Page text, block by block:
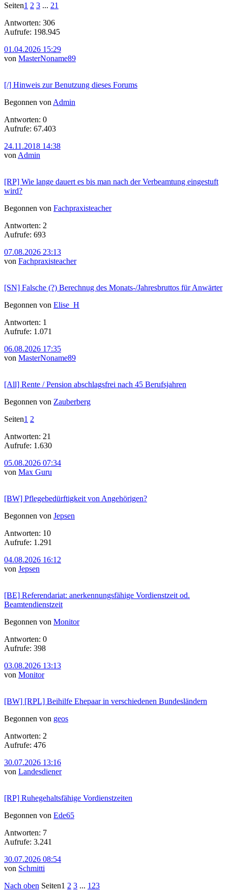
Seiten1 2 3 ... 21
Antworten: 306
Aufrufe: 198.945
01.04.2026 15:29
von MasterNoname89
[/] Hinweis zur Benutzung dieses Forums
Begonnen von Admin
Antworten: 0
Aufrufe: 67.403
24.11.2018 14:38
von Admin
[RP] Wie lange dauert es bis man nach der Verbeamtung eingestuft
wird?
Begonnen von Fachpraxisteacher
Antworten: 2
Aufrufe: 693
07.08.2026 23:13
von Fachpraxisteacher
[SN] Falsche (?) Berechnug des Monats-/Jahresbruttos für Anwärter
Begonnen von Elise_H
Antworten: 1
Aufrufe: 1.071
06.08.2026 17:35
von MasterNoname89
[All] Rente / Pension abschlagsfrei nach 45 Berufsjahren
Begonnen von Zauberberg
Seiten1 2
Antworten: 21
Aufrufe: 1.630
05.08.2026 07:34
von Max Guru
[BW] Pflegebedürftigkeit von Angehörigen?
Begonnen von Jepsen
Antworten: 10
Aufrufe: 1.291
04.08.2026 16:12
von Jepsen
[BE] Referendariat: anerkennungsfähige Vordienstzeit od.
Beamtendienstzeit
Begonnen von Monitor
Antworten: 0
Aufrufe: 398
03.08.2026 13:13
von Monitor
[BW] [RPL] Beihilfe Ehepaar in verschiedenen Bundesländern
Begonnen von geos
Antworten: 2
Aufrufe: 476
30.07.2026 13:16
von Landesdiener
[RP] Ruhegehaltsfähige Vordienstzeiten
Begonnen von Ede65
Antworten: 7
Aufrufe: 3.241
30.07.2026 08:54
von Schmitti
Nach oben Seiten1 2 3 ... 123